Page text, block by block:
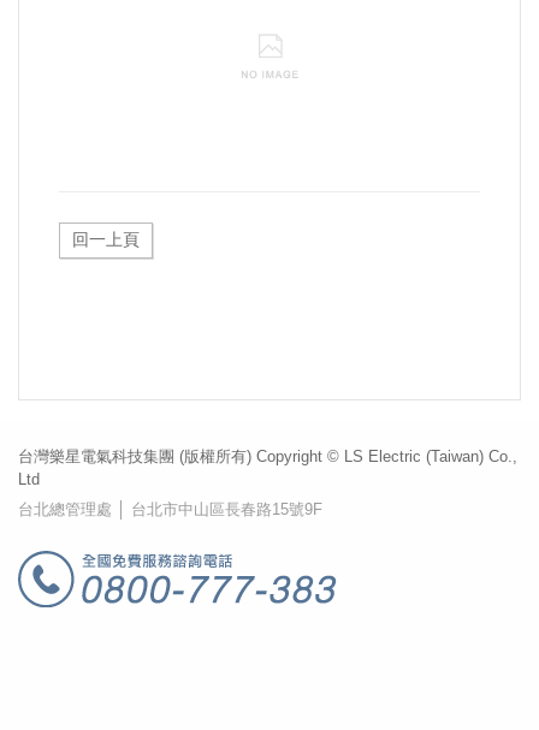
台灣樂星電氣科技集團 (版權所有) Copyright © LS Electric (Taiwan) Co.,
Ltd
台北總管理處 │ 台北市中山區長春路15號9F